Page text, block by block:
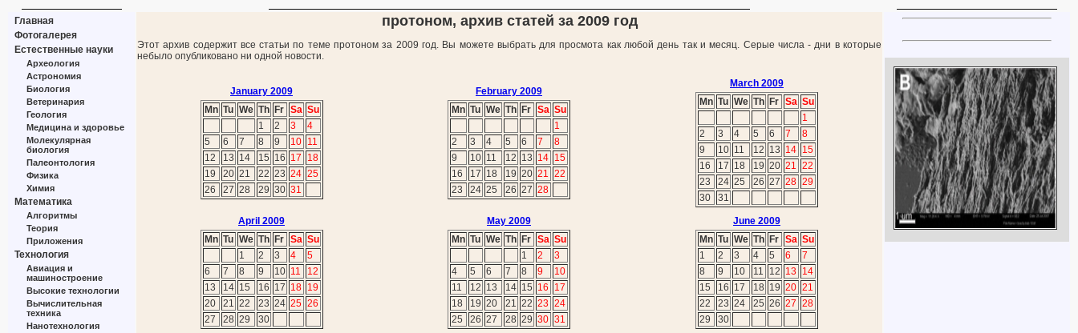
Главная
Фотогалерея
Естественные науки
Археология
Астрономия
Биология
Ветеринария
Геология
Медицина и здоровье
Молекулярная
биология
Палеонтология
Физика
Химия
Математика
Алгоритмы
Теория
Приложения
Технология
Авиация и
машиностроение
Высокие технологии
Вычислительная
техника
Нанотехнология
протоном, архив статей за 2009 год
Этот архив содержит все статьи по теме протоном за 2009 год. Вы можете выбрать для просмота как любой день так и месяц. Серые числа - дни в которые
небыло опубликовано ни одной новости.
January 2009
Mn Tu We Th Fr Sa Su
1
2 3
4
5
6 7 8 9 10
11
12
13 14 15 16 17
18
19
20 21 22 23 24 25
26
27 28 29 30 31
February 2009
Mn Tu We Th Fr Sa Su
1
2
3 4 5 6 7
8
9
10 11 12 13 14 15
16
17 18 19 20 21 22
23
24 25 26 27 28
March 2009
Mn Tu We Th Fr Sa Su
1
2
3 4 5 6 7
8
9
10 11 12 13 14 15
16
17 18 19 20 21 22
23
24 25 26 27 28 29
30
31
April 2009
Mn Tu We Th Fr Sa Su
1
2 3 4
5
6
7 8 9 10 11
12
13
14 15 16 17 18
19
20
21 22 23 24 25 26
27
28 29 30
May 2009
Mn Tu We Th Fr Sa Su
1
2
3
4
5 6 7 8 9
10
11
12 13 14 15 16
17
18
19 20 21 22 23 24
25
26 27 28 29 30 31
June 2009
Mn Tu We Th Fr Sa Su
1
2 3 4 5 6
7
8
9 10 11 12 13
14
15
16 17 18 19 20 21
22
23 24 25 26 27 28
29
30